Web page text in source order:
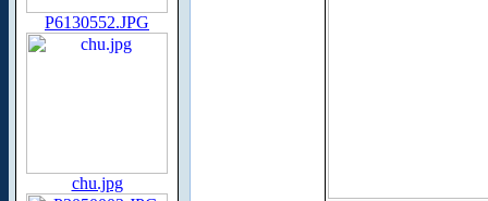
P6130552.JPG
chu.jpg